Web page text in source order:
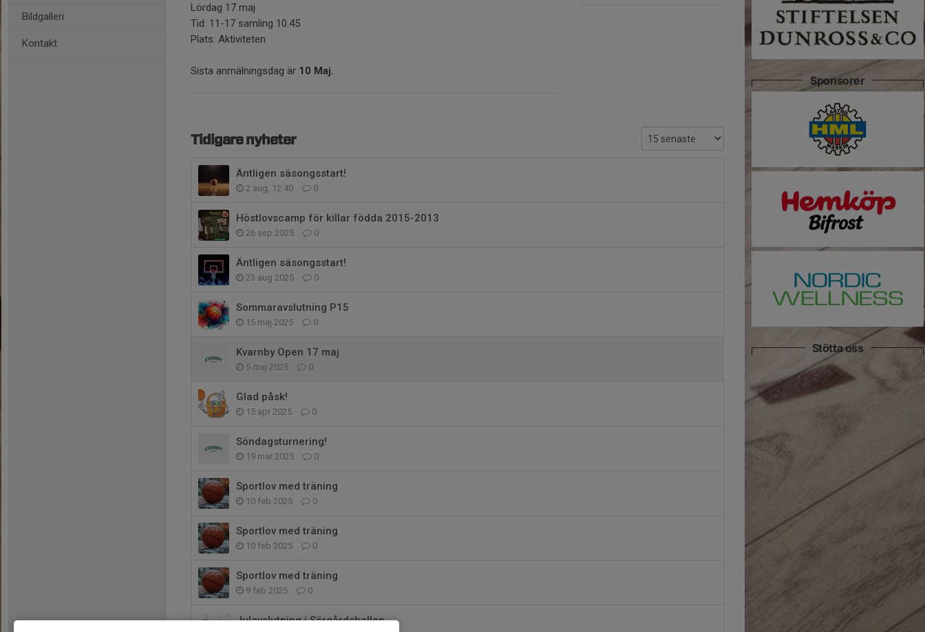
Bildgalleri
Kontakt
Lördag 17 maj
Tid: 11-17 samling 10.45
Plats: Aktiviteten
Sista anmälningsdag är 10 Maj.
Tidigare nyheter
Äntligen säsongsstart!
2 aug, 12:40 0
Höstlovscamp för killar födda 2015-2013
26 sep 2025 0
Äntligen säsongsstart!
23 aug 2025 0
Sommaravslutning P15
15 maj 2025 0
Kvarnby Open 17 maj
5 maj 2025 0
Glad påsk!
15 apr 2025 0
Söndagsturnering!
19 mar 2025 0
Sportlov med träning
10 feb 2025 0
Sportlov med träning
10 feb 2025 0
Sportlov med träning
9 feb 2025 0
Julavslutning i Sörgårdshallen
Sponsorer
Stötta oss